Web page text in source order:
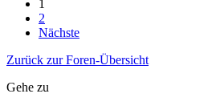
1
2
Nächste
Zurück zur Foren-Übersicht
Gehe zu